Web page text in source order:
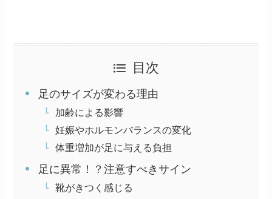
目次
足のサイズが変わる理由
加齢による影響
妊娠やホルモンバランスの変化
体重増加が足に与える負担
足に異常！？注意すべきサイン
靴がきつく感じる